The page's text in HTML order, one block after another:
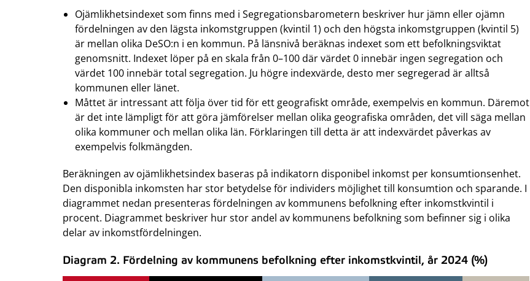
Ojämlikhetsindexet som finns med i Segregationsbarometern beskriver hur jämn eller ojämn
fördelningen av den lägsta inkomstgruppen (kvintil 1) och den högsta inkomstgruppen (kvintil 5)
är mellan olika DeSO:n i en kommun. På länsnivå beräknas indexet som ett befolkningsviktat
genomsnitt. Indexet löper på en skala från 0–100 där värdet 0 innebär ingen segregation och
värdet 100 innebär total segregation. Ju högre indexvärde, desto mer segregerad är alltså
kommunen eller länet.
Måttet är intressant att följa över tid för ett geografiskt område, exempelvis en kommun. Däremot
är det inte lämpligt för att göra jämförelser mellan olika geografiska områden, det vill säga mellan
olika kommuner och mellan olika län. Förklaringen till detta är att indexvärdet påverkas av
exempelvis folkmängden.
Beräkningen av ojämlikhetsindex baseras på indikatorn disponibel inkomst per konsumtionsenhet.
Den disponibla inkomsten har stor betydelse för individers möjlighet till konsumtion och sparande. I
diagrammet nedan presenteras fördelningen av kommunens befolkning efter inkomstkvintil i
procent. Diagrammet beskriver hur stor andel av kommunens befolkning som befinner sig i olika
delar av inkomstfördelningen.
Diagram 2. Fördelning av kommunens befolkning efter inkomstkvintil, år 2024 (%)